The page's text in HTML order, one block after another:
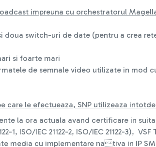
impreuna cu orchestratorul
switch-uri de date (pentru a crea
si foarte mari
de semnale video utilizate in mod
le efectueaza, SNP utilizeaza
la ora actuala avand certificare in suita
1, ISO/IEC 21122-2, ISO/IEC 21122-3),
cu implementare nativa in IP